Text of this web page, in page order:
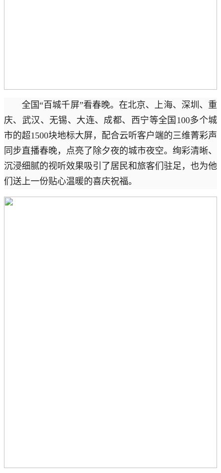
全国“百城千屏”看春晚。在北京、上海、深圳、重
庆、武汉、无锡、大连、成都、西宁等全国100多个城
市的超1500块地标大屏，配合云听客户端的三维菁彩声
同步直播春晚，点亮了除夕夜的城市夜空。绚彩清晰、
沉浸细腻的视听效果吸引了居民和旅客们驻足，也为他
们送上一份贴心温暖的喜庆祝福。